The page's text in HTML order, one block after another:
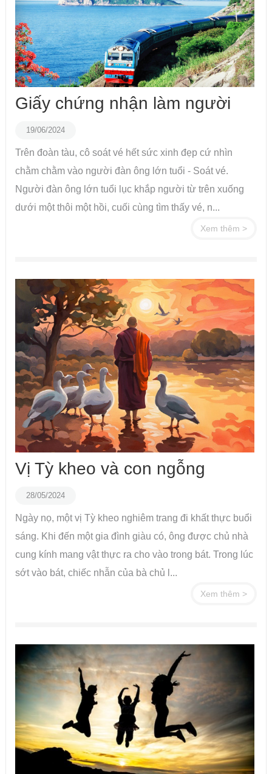
Giấy chứng nhận làm người
19/06/2024
Trên đoàn tàu, cô soát vé hết sức xinh đẹp cứ nhìn
chằm chằm vào người đàn ông lớn tuổi - Soát vé.
Người đàn ông lớn tuổi lục khắp người từ trên xuống
dưới một thôi một hồi, cuối cùng tìm thấy vé, n...
Xem thêm >
Vị Tỳ kheo và con ngỗng
28/05/2024
Ngày nọ, một vị Tỳ kheo nghiêm trang đi khất thực buổi
sáng. Khi đến một gia đình giàu có, ông được chủ nhà
cung kính mang vật thực ra cho vào trong bát. Trong lúc
sớt vào bát, chiếc nhẫn của bà chủ l...
Xem thêm >